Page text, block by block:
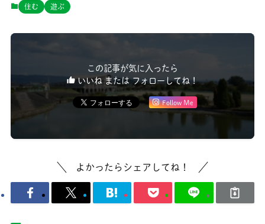
住む 遊ぶ
この記事が気に入ったら
いいね または フォローしてね！
Follow Me
よかったらシェアしてね！